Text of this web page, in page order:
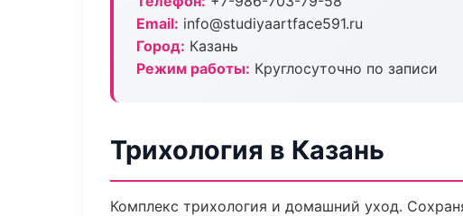
Email: info@studiyaartface591.ru
Город: Казань
Режим работы: Круглосуточно по записи
Трихология в Казань
Комплекс трихология и домашний уход.